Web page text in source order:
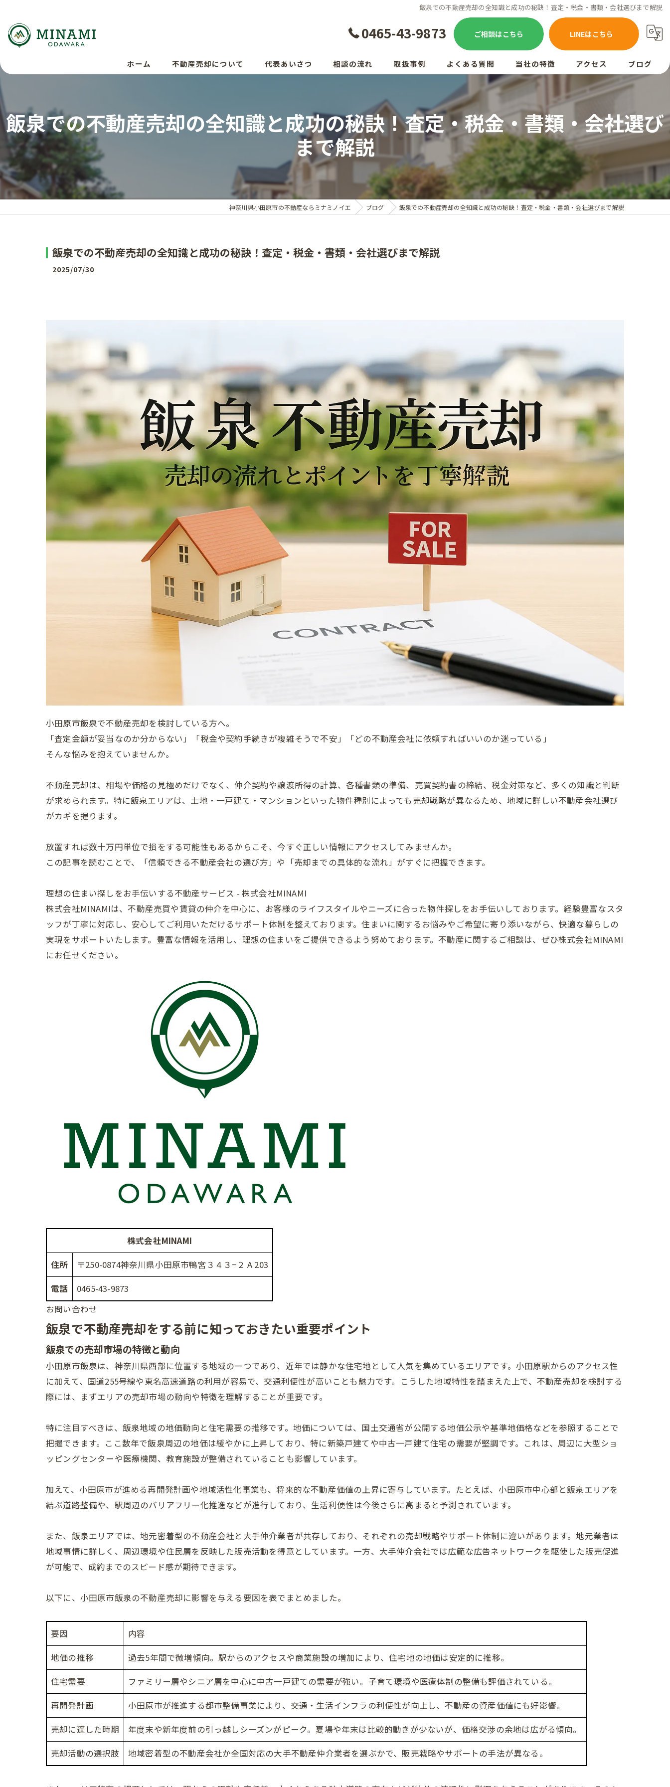
飯泉での不動産売却の全知識と成功の秘訣！査定・税金・書類・会社選びまで解説
0465-43-9873 ご相談はこちら LINEはこちら
ホーム 不動産売却について 代表あいさつ 相談の流れ 取扱事例 よくある質問
お客様の声
当社の特徴
買取
相続
空き家
査定
アクセス ブログ
飯泉での不動産売却の全知識と成功の秘訣！査定・税金・書類・会社選び
まで解説
神奈川県小田原市の不動産ならミナミノイエ ブログ 飯泉での不動産売却の全知識と成功の秘訣！査定・税金・書類・会社選びまで解説
飯泉での不動産売却の全知識と成功の秘訣！査定・税金・書類・会社選びまで解説
2025/07/30
小田原市飯泉で不動産売却を検討している方へ。
「査定金額が妥当なのか分からない」「税金や契約手続きが複雑そうで不安」「どの不動産会社に依頼すればいいのか迷っている」
そんな悩みを抱えていませんか。
不動産売却は、相場や価格の見極めだけでなく、仲介契約や譲渡所得の計算、各種書類の準備、売買契約書の締結、税金対策など、多くの知識と判断
が求められます。特に飯泉エリアは、土地・一戸建て・マンションといった物件種別によっても売却戦略が異なるため、地域に詳しい不動産会社選び
がカギを握ります。
放置すれば数十万円単位で損をする可能性もあるからこそ、今すぐ正しい情報にアクセスしてみませんか。
この記事を読むことで、「信頼できる不動産会社の選び方」や「売却までの具体的な流れ」がすぐに把握できます。
理想の住まい探しをお手伝いする不動産サービス - 株式会社MINAMI
株式会社MINAMIは、不動産売買や賃貸の仲介を中心に、お客様のライフスタイルやニーズに合った物件探しをお手伝いしております。経験豊富なスタ
ッフが丁寧に対応し、安心してご利用いただけるサポート体制を整えております。住まいに関するお悩みやご希望に寄り添いながら、快適な暮らしの
実現をサポートいたします。豊富な情報を活用し、理想の住まいをご提供できるよう努めております。不動産に関するご相談は、ぜひ株式会社MINAMI
にお任せください。
株式会社MINAMI
住所
〒250-0874神奈川県小田原市鴨宮３４３−２ A 203
電話
0465-43-9873
お問い合わせ
飯泉で不動産売却をする前に知っておきたい重要ポイント
飯泉での売却市場の特徴と動向
小田原市飯泉は、神奈川県西部に位置する地域の一つであり、近年では静かな住宅地として人気を集めているエリアです。小田原駅からのアクセス性
に加えて、国道255号線や東名高速道路の利用が容易で、交通利便性が高いことも魅力です。こうした地域特性を踏まえた上で、不動産売却を検討する
際には、まずエリアの売却市場の動向や特徴を理解することが重要です。
特に注目すべきは、飯泉地域の地価動向と住宅需要の推移です。地価については、国土交通省が公開する地価公示や基準地価格などを参照することで
把握できます。ここ数年で飯泉周辺の地価は緩やかに上昇しており、特に新築戸建てや中古一戸建て住宅の需要が堅調です。これは、周辺に大型ショ
ッピングセンターや医療機関、教育施設が整備されていることも影響しています。
加えて、小田原市が進める再開発計画や地域活性化事業も、将来的な不動産価値の上昇に寄与しています。たとえば、小田原市中心部と飯泉エリアを
結ぶ道路整備や、駅周辺のバリアフリー化推進などが進行しており、生活利便性は今後さらに高まると予測されています。
また、飯泉エリアでは、地元密着型の不動産会社と大手仲介業者が共存しており、それぞれの売却戦略やサポート体制に違いがあります。地元業者は
地域事情に詳しく、周辺環境や住民層を反映した販売活動を得意としています。一方、大手仲介会社では広範な広告ネットワークを駆使した販売促進
が可能で、成約までのスピード感が期待できます。
以下に、小田原市飯泉の不動産売却に影響を与える要因を表でまとめました。
要因
内容
地価の推移
過去5年間で微増傾向。駅からのアクセスや商業施設の増加により、住宅地の地価は安定的に推移。
住宅需要
ファミリー層やシニア層を中心に中古一戸建ての需要が強い。子育て環境や医療体制の整備も評価されている。
再開発計画
小田原市が推進する都市整備事業により、交通・生活インフラの利便性が向上し、不動産の資産価値にも好影響。
売却に適した時期
年度末や新年度前の引っ越しシーズンがピーク。夏場や年末は比較的動きが少ないが、価格交渉の余地は広がる傾向。
売却活動の選択肢
地域密着型の不動産会社か全国対応の大手不動産仲介業者を選ぶかで、販売戦略やサポートの手法が異なる。